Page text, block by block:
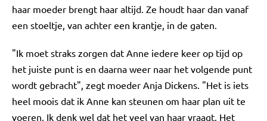
haar moeder brengt haar altijd. Ze houdt haar dan vanaf
een stoeltje, van achter een krantje, in de gaten.
"Ik moet straks zorgen dat Anne iedere keer op tijd op
het juiste punt is en daarna weer naar het volgende punt
wordt gebracht", zegt moeder Anja Dickens. "Het is iets
heel moois dat ik Anne kan steunen om haar plan uit te
voeren. Ik denk wel dat het veel van haar vraagt. Het